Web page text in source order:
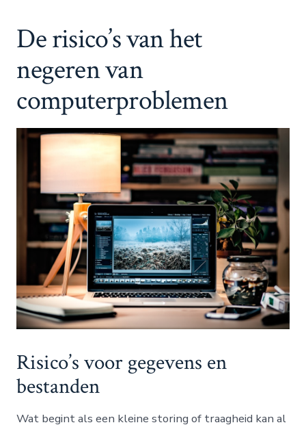
De risico’s van het
negeren van
computerproblemen
Risico’s voor gegevens en
bestanden
Wat begint als een kleine storing of traagheid kan al